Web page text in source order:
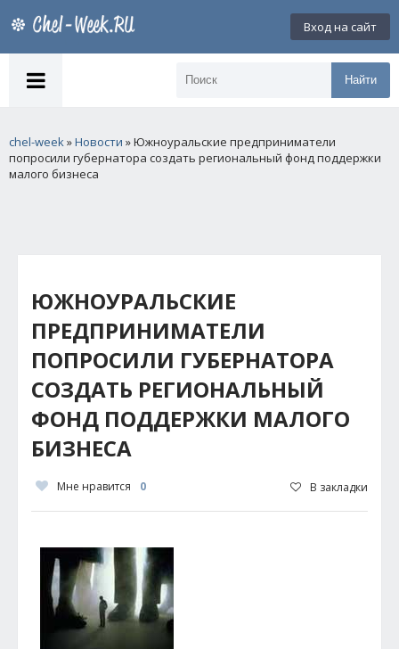
Вход на сайт
Найти
chel-week»Новости » Южноуральские предприниматели
попросили губернатора создать региональный фонд поддержки
малого бизнеса
ЮЖНОУРАЛЬСКИЕ
ПРЕДПРИНИМАТЕЛИ
ПОПРОСИЛИ ГУБЕРНАТОРА
СОЗДАТЬ РЕГИОНАЛЬНЫЙ
ФОНД ПОДДЕРЖКИ МАЛОГО
БИЗНЕСА
Мне нравится 0 В закладки